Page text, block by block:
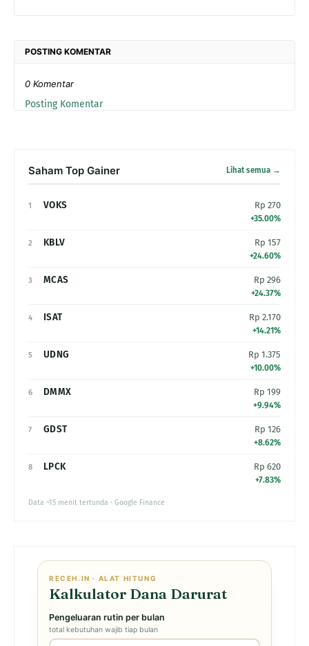
POSTING KOMENTAR
0 Komentar
Posting Komentar
Saham Top Gainer Lihat semua →
1 VOKS Rp 270
+35.00%
2 KBLV Rp 157
+24.60%
3 MCAS Rp 296
+24.37%
4 ISAT Rp 2.170
+14.21%
5 UDNG Rp 1.375
+10.00%
6 DMMX Rp 199
+9.94%
7 GDST Rp 126
+8.62%
8 LPCK Rp 620
+7.83%
Data ~15 menit tertunda · Google Finance
RECEH.IN · ALAT HITUNG
Kalkulator Dana Darurat
Pengeluaran rutin per bulan
total kebutuhan wajib tiap bulan